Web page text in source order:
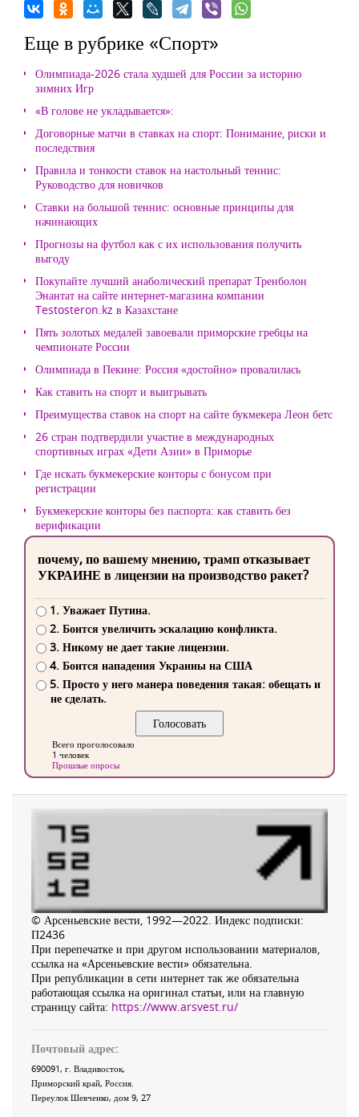
Еще в рубрике «Спорт»
Олимпиада-2026 стала худшей для России за историю
зимних Игр
«В голове не укладывается»:
Договорные матчи в ставках на спорт: Понимание, риски и
последствия
Правила и тонкости ставок на настольный теннис:
Руководство для новичков
Ставки на большой теннис: основные принципы для
начинающих
Прогнозы на футбол как с их использования получить
выгоду
Покупайте лучший анаболический препарат Тренболон
Энантат на сайте интернет-магазина компании
Testosteron.kz в Казахстане
Пять золотых медалей завоевали приморские гребцы на
чемпионате России
Олимпиада в Пекине: Россия «достойно» провалилась
Как ставить на спорт и выигрывать
Преимущества ставок на спорт на сайте букмекера Леон бетс
26 стран подтвердили участие в международных
спортивных играх «Дети Азии» в Приморье
Где искать букмекерские конторы с бонусом при
регистрации
Букмекерские конторы без паспорта: как ставить без
верификации
почему, по вашему мнению, трамп отказывает
УКРАИНЕ в лицензии на производство ракет?
1. Уважает Путина.
2. Боится увеличить эскалацию конфликта.
3. Никому не дает такие лицензии.
4. Боится нападения Украины на США
5. Просто у него манера поведения такая: обещать и
не сделать.
Всего проголосовало
1 человек
Прошлые опросы
© Арсеньевские вести, 1992—2022. Индекс подписки:
П2436
При перепечатке и при другом использовании материалов,
ссылка на «Арсеньевские вести» обязательна.
При републикации в сети интернет так же обязательна
работающая ссылка на оригинал статьи, или на главную
страницу сайта: https://www.arsvest.ru/
Почтовый адрес:
690091, г. Владивосток,
Приморский край, Россия.
Переулок Шевченко, дом 9, 27